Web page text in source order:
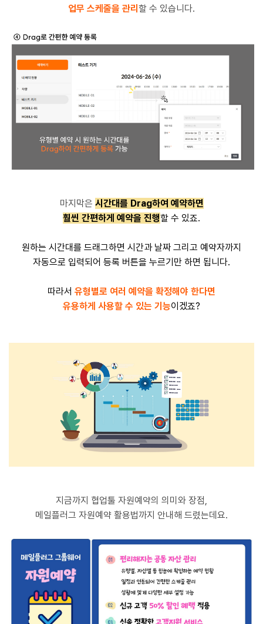
업무 스케줄을 관리 할 수 있습니다.
마지막은 시간대를 Drag하여 예약하면
훨씬 간편하게 예약을 진행할 수 있죠.
원하는 시간대를 드래그하면 시간과 날짜 그리고 예약자까지
자동으로 입력되어 등록 버튼을 누르기만 하면 됩니다.
따라서 유형별로 여러 예약을 확정해야 한다면
유용하게 사용할 수 있는 기능이겠죠?
지금까지 협업툴 자원예약의 의미와 장점,
메일플러그 자원예약 활용법까지 안내해 드렸는데요.